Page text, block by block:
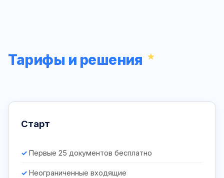
Тарифы и решения
Старт
Первые 25 документов бесплатно
Неограниченные входящие